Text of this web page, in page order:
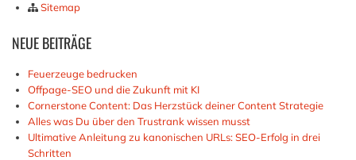
Sitemap
NEUEBEITRÄGE
Feuerzeuge bedrucken
Offpage-SEO und die Zukunft mit KI
Cornerstone Content: Das Herzstück deiner Content Strategie
Alles was Du über den Trustrank wissen musst
Ultimative Anleitung zu kanonischen URLs: SEO-Erfolg in drei
Schritten